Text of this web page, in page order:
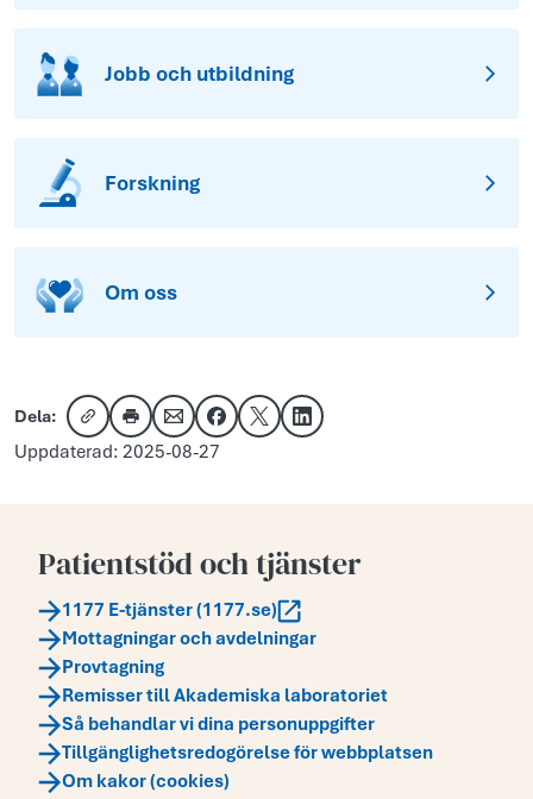
Jobb och utbildning
Forskning
Om oss
Dela:
Kopiera länk
Skriv utDela via e-post
Dela på Facebook
Dela på XDela på LinkedIn
Uppdaterad: 2025-08-27
Patientstöd och tjänster
1177 E-tjänster (1177.se)
Mottagningar och avdelningar
Provtagning
Remisser till Akademiska laboratoriet
Så behandlar vi dina personuppgifter
Tillgänglighetsredogörelse för webbplatsen
Om kakor (cookies)